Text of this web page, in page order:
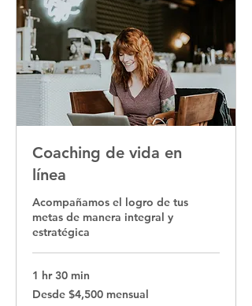
Coaching de vida en
línea
Acompañamos el logro de tus
metas de manera integral y
estratégica
1 hr 30 min
Desde
$4,500
Desde $4,500 mensual